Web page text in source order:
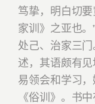
笃挚，明白切
家训》之亚也。
处己、治家三
述，其语颇有
易领会和学习
《俗训》。书